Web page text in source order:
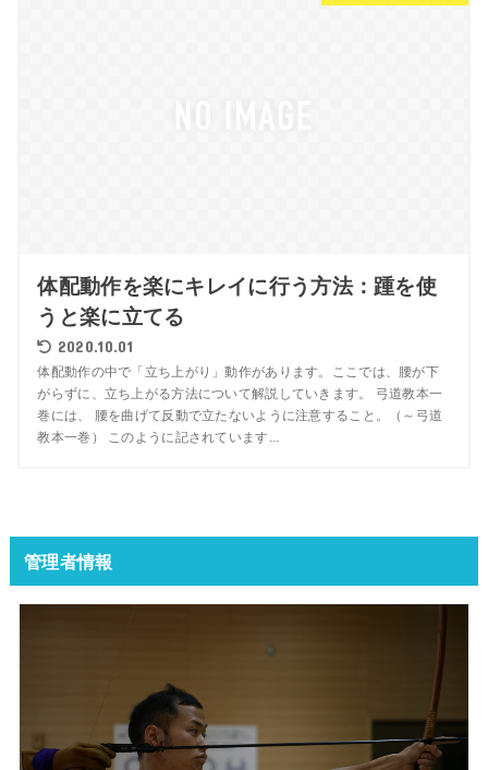
体配動作を楽にキレイに行う方法：踵を使
うと楽に立てる
2020.10.01
体配動作の中で「立ち上がり」動作があります。ここでは、腰が下
がらずに、立ち上がる方法について解説していきます。 弓道教本一
巻には、 腰を曲げて反動で立たないように注意すること。（～弓道
教本一巻） このように記されています...
管理者情報